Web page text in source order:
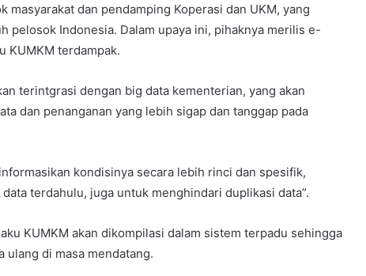
dan pendamping Koperasi dan UKM, yang
pelosok Indonesia. Dalam upaya ini, pihaknya merilis e-
KUMKM terdampak.
terintgrasi dengan big data kementerian, yang akan
dan penanganan yang lebih sigap dan tanggap pada
kondisinya secara lebih rinci dan spesifik,
terdahulu, juga untuk menghindari duplikasi data”.
KUMKM akan dikompilasi dalam sistem terpadu sehingga
ulang di masa mendatang.